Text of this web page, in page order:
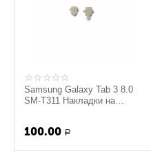
Samsung Galaxy Tab 3 8.0
SM-T311 Накладки на
100.00 Р